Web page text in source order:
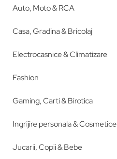
Auto, Moto & RCA
Casa, Gradina & Bricolaj
Electrocasnice & Climatizare
Fashion
Gaming, Carti & Birotica
Ingrijire personala & Cosmetice
Jucarii, Copii & Bebe